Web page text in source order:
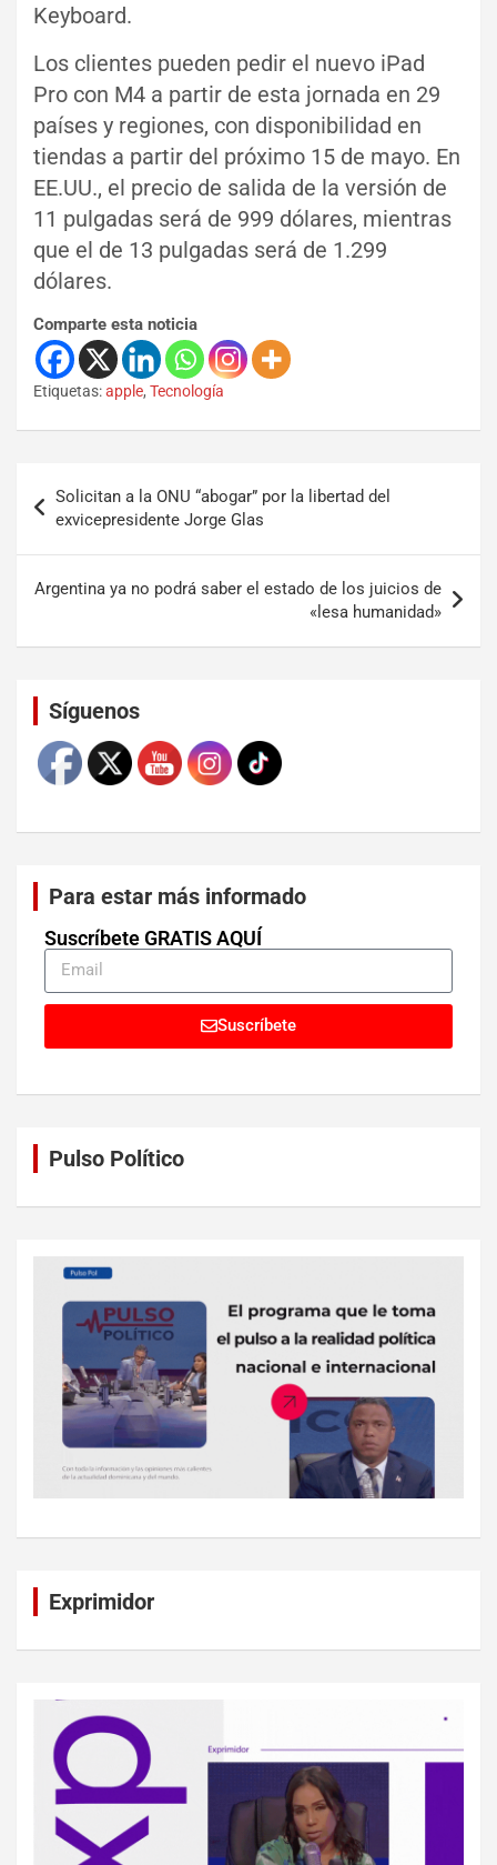
Keyboard.
Los clientes pueden pedir el nuevo iPad
Pro con M4 a partir de esta jornada en 29
países y regiones, con disponibilidad en
tiendas a partir del próximo 15 de mayo. En
EE.UU., el precio de salida de la versión de
11 pulgadas será de 999 dólares, mientras
que el de 13 pulgadas será de 1.299
dólares.
Comparte esta noticia
Etiquetas:apple, Tecnología
Solicitan a la ONU “abogar” por la libertad del
exvicepresidente Jorge Glas
Argentina ya no podrá saber el estado de los juicios de
«lesa humanidad»
Síguenos
Para estar más informado
Suscríbete GRATIS AQUÍ
Suscríbete
Pulso Político
Exprimidor